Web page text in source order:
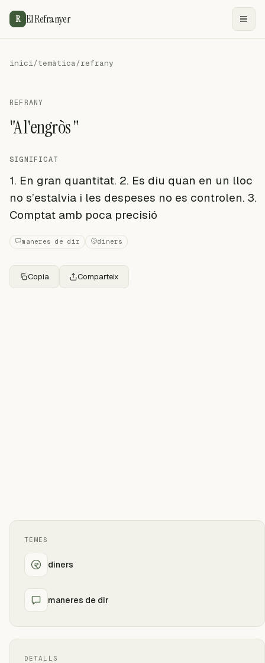
R El Refranyer
inici/temàtica/refrany
REFRANY
"A l'engròs "
SIGNIFICAT
1. En gran quantitat. 2. Es diu quan en un lloc
no s’estalvia i les despeses no es controlen. 3.
Comptat amb poca precisió
maneres de dir diners
Copia Comparteix
TEMES
diners
maneres de dir
DETALLS